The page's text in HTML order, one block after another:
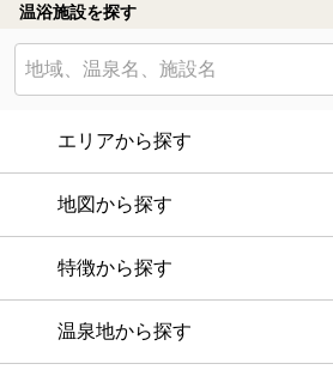
温浴施設を探す
エリアから探す
地図から探す
特徴から探す
温泉地から探す